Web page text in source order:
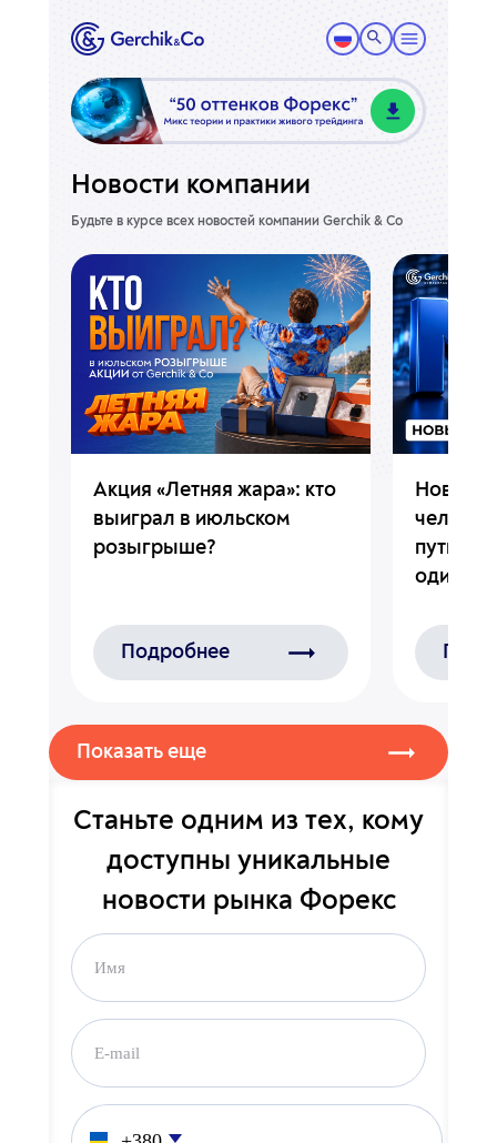
Новости компании
Будьте в курсе всех новостей компании Gerchik & Co
Акция «Летняя жара»: кто
выиграл в июльском
розыгрыше?
Подробнее
Новые
путь к
один
Показать еще
Станьте одним из тех, кому
доступны уникальные
новости рынка Форекс